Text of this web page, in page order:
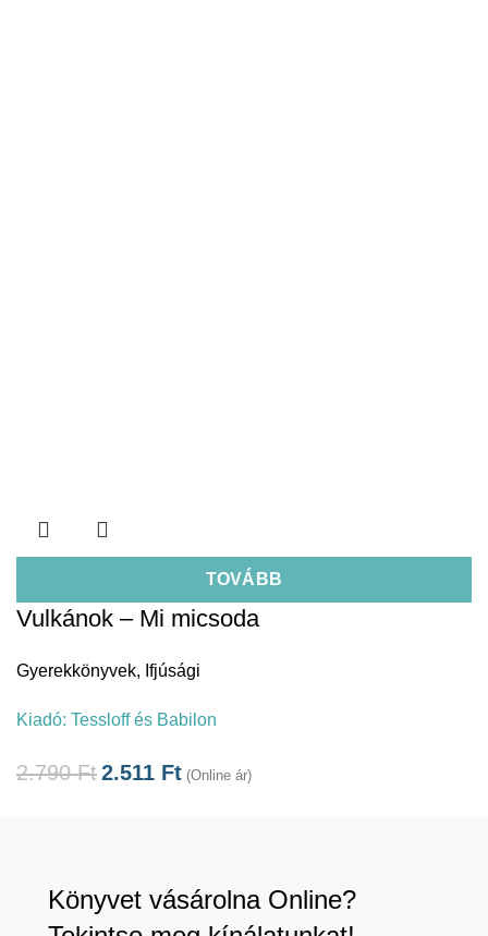
TOVÁBB
Vulkánok – Mi micsoda
Gyerekkönyvek, Ifjúsági
Kiadó: Tessloff és Babilon
2.790Ft2.511 Ft (Online ár)
Könyvet vásárolna Online?